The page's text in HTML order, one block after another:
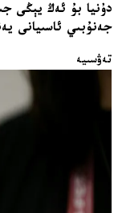
دۇنيا بۇ ئەڭ يېڭى
جەنۇبىي ئاسىيانى
تەۋسىيە